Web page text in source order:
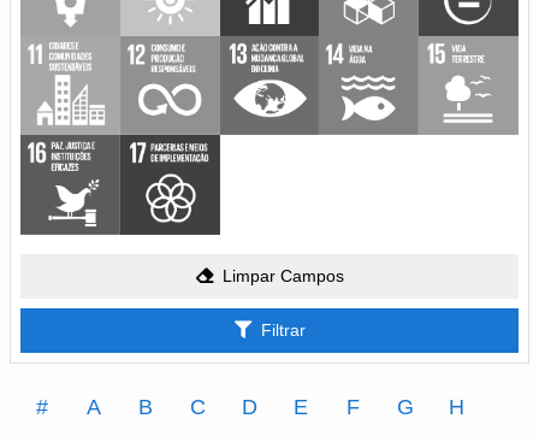
Limpar Campos
Filtrar
# A B C D E F G
H